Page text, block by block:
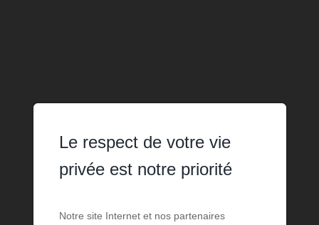
Le respect de votre vie
privée est notre priorité
Notre site Internet et nos partenaires